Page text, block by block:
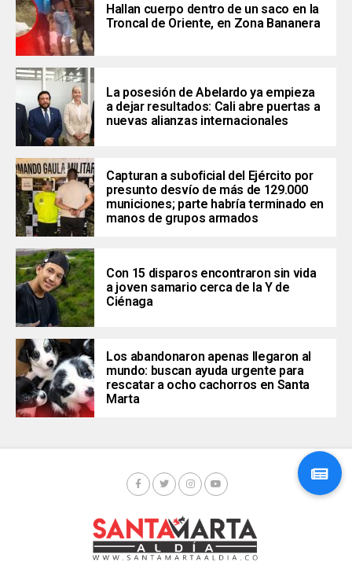
Hallan cuerpo dentro de un saco en la
Troncal de Oriente, en Zona Bananera
La posesión de Abelardo ya empieza
a dejar resultados: Cali abre puertas a
nuevas alianzas internacionales
Capturan a suboficial del Ejército por
presunto desvío de más de 129.000
municiones; parte habría terminado en
manos de grupos armados
Con 15 disparos encontraron sin vida
a joven samario cerca de la Y de
Ciénaga
Los abandonaron apenas llegaron al
mundo: buscan ayuda urgente para
rescatar a ocho cachorros en Santa
Marta